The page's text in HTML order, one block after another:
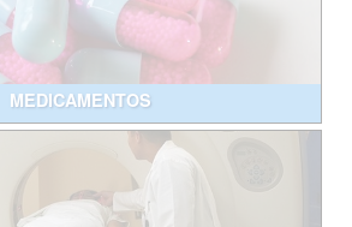
MEDICAMENTOS